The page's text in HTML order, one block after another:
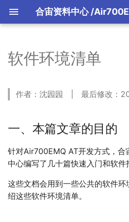
合宙资料中心 /
典型硬件设计指南
串
TCP
HTTP
阿里云
百度云
ONENET
华为云
电信云
网络状态机
一、本篇文章的目的
2.2 模组使用的固件
2.5 合宙TCP/UDP web测试工具
2.7 合宙 FTP 测试服务器
2.8 合宙 HTTP 测试服务器
2.9 公有云控制台
软件环境清单
作者：沈园园 | 最后修改：
一、本篇文章的目的
针对Air700EMQ AT开发方式，
中心编写了几十篇快速入门和软件
这些文档会用到一些公共的软件
绍这些软件环境清单。